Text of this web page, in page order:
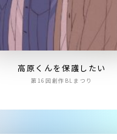
高原くんを保護したい
第16回創作BLまつり